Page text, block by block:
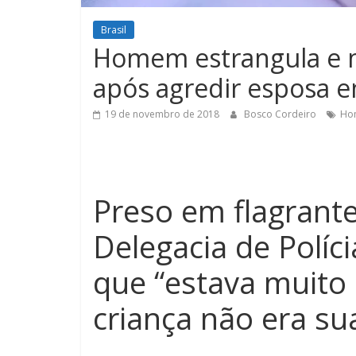
Brasil
Homem estrangula e
após agredir esposa
19 de novembro de 2018 Bosco Cordeiro
Preso em
Delegacia de
que “estava
criança não era